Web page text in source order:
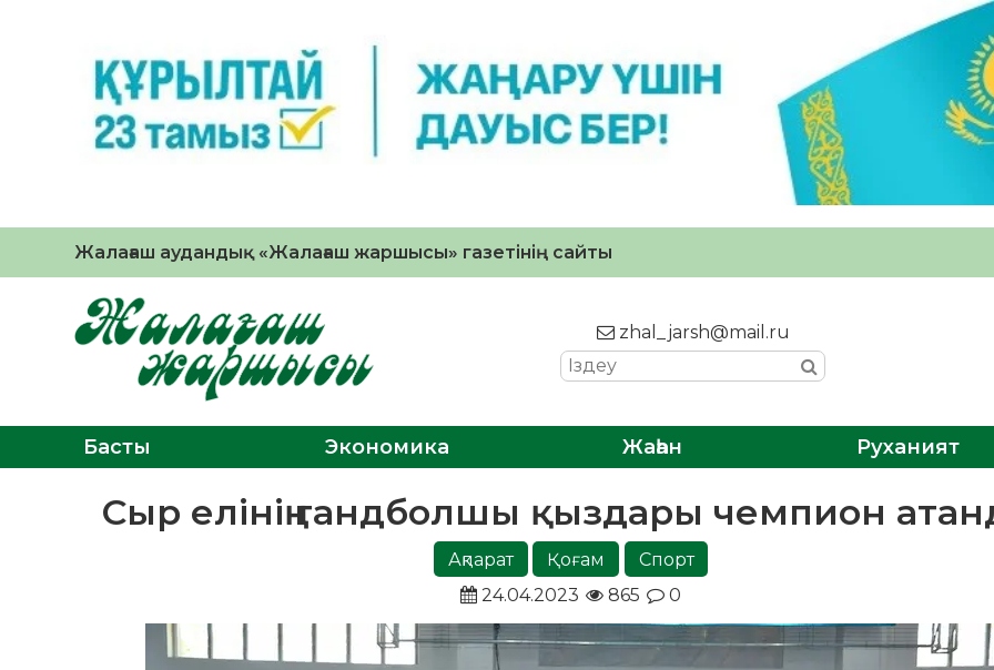
Жалағаш аудандық «Жалағаш жаршысы» газетінің сайты
zhal_jarsh@mail.ru
Басты Экономика Жаһан Руханият
Сыр елінің гандболшы қыздары чемпион
Ақпарат Қоғам
Спорт
24.04.2023
865 0